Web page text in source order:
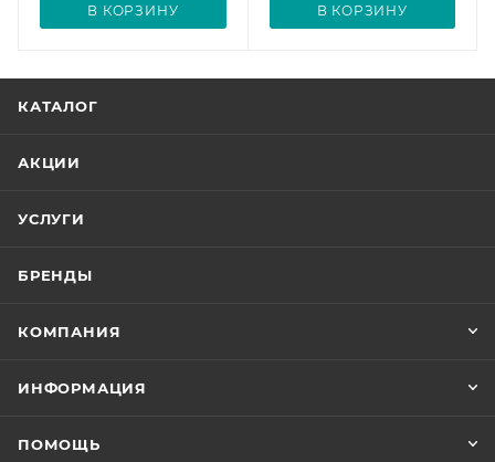
В КОРЗИНУ В КОРЗИНУ
КАТАЛОГ
АКЦИИ
УСЛУГИ
БРЕНДЫ
КОМПАНИЯ
ИНФОРМАЦИЯ
ПОМОЩЬ